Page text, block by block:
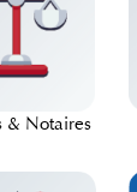
& Notaires